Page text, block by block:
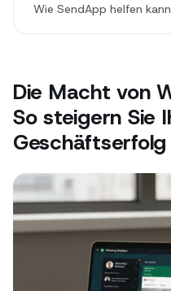
Wie SendApp helfen kann
Die Macht von
So steigern Sie
Geschäftserfolg